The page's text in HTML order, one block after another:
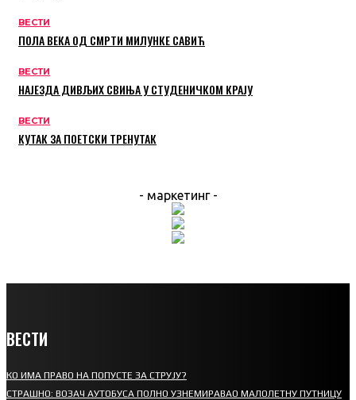
ВЕСТИ
ПОЛА ВЕКА ОД СМРТИ МИЛУНКЕ САВИЋ
ВЕСТИ
НАЈЕЗДА ДИВЉИХ СВИЊА У СТУДЕНИЧКОМ КРАЈУ
ВЕСТИ
КУТАК ЗА ПОЕТСКИ ТРЕНУТАК
- маркетинг -
ВЕСТИ
КО ИМА ПРАВО НА ПОПУСТЕ ЗА СТРУЈУ?
СТРАШНО: ВОЗАЧ АУТОБУСА ПОЛНО УЗНЕМИРАВАО МАЛОЛЕТНУ ПУТНИЦУ